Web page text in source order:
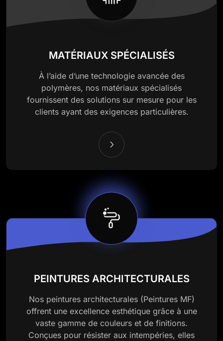
MATÉRIAUX SPÉCIALISÉS
À l’aide d’une technologie avancée des
polymères, nos matériaux spécialisés
fournissent des solutions sur mesure pour les
clients ayant des exigences particulières.
PEINTURES ARCHITECTURALES
Nos peintures architecturales (Peintures MF)
offrent une excellence esthétique grâce à une
vaste gamme de couleurs et de finitions.
Conçues pour résister aux intempéries, elles